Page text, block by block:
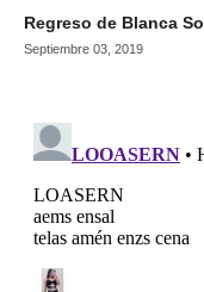
Regreso de Blanca
Septiembre 03, 2019